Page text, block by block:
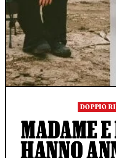
DOPPIO
MADAME
HANNO